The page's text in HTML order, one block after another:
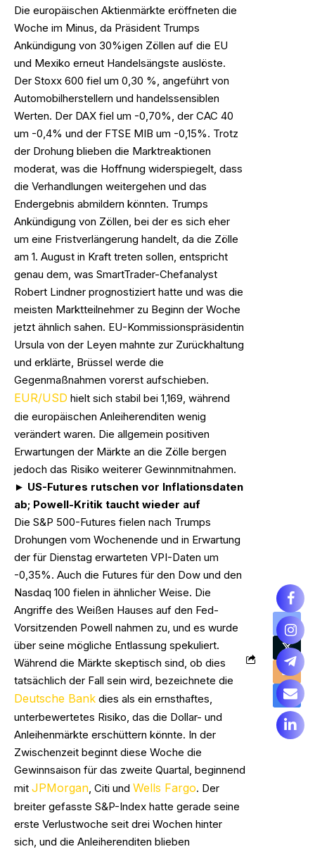
Die europäischen Aktienmärkte eröffneten die
Woche im Minus, da Präsident Trumps
Ankündigung von 30%igen Zöllen auf die EU
und Mexiko erneut Handelsängste auslöste.
Der Stoxx 600 fiel um 0,30 %, angeführt von
Automobilherstellern und handelssensiblen
Werten. Der DAX fiel um -0,70%, der CAC 40
um -0,4% und der FTSE MIB um -0,15%. Trotz
der Drohung blieben die Marktreaktionen
moderat, was die Hoffnung widerspiegelt, dass
die Verhandlungen weitergehen und das
Endergebnis abmildern könnten. Trumps
Ankündigung von Zöllen, bei der es sich eher
um eine Fristverlängerung handelt, da die Zölle
am 1. August in Kraft treten sollen, entspricht
genau dem, was SmartTrader-Chefanalyst
Robert Lindner prognostiziert hatte und was die
meisten Marktteilnehmer zu Beginn der Woche
jetzt ähnlich sahen. EU-Kommissionspräsidentin
Ursula von der Leyen mahnte zur Zurückhaltung
und erklärte, Brüssel werde die
Gegenmaßnahmen vorerst aufschieben.
EUR/USD hielt sich stabil bei 1,169, während
die europäischen Anleiherenditen wenig
verändert waren. Die allgemein positiven
Erwartungen der Märkte an die Zölle bergen
jedoch das Risiko weiterer Gewinnmitnahmen.
► US-Futures rutschen vor Inflationsdaten
ab; Powell-Kritik taucht wieder auf
Die S&P 500-Futures fielen nach Trumps
Drohungen vom Wochenende und in Erwartung
der für Dienstag erwarteten VPI-Daten um
-0,35%. Auch die Futures für den Dow und den
Nasdaq 100 fielen in ähnlicher Weise. Die
Angriffe des Weißen Hauses auf den Fed-
Vorsitzenden Powell nahmen zu, und es wurde
über seine mögliche Entlassung spekuliert.
Während die Märkte skeptisch sind, ob dies
tatsächlich der Fall sein wird, bezeichnete die
Deutsche Bank dies als ein ernsthaftes,
unterbewertetes Risiko, das die Dollar- und
Anleihenmärkte erschüttern könnte. In der
Zwischenzeit beginnt diese Woche die
Gewinnsaison für das zweite Quartal, beginnend
mit JPMorgan, Citi und Wells Fargo. Der
breiter gefasste S&P-Index hatte gerade seine
erste Verlustwoche seit drei Wochen hinter
sich, und die Anleiherenditen blieben